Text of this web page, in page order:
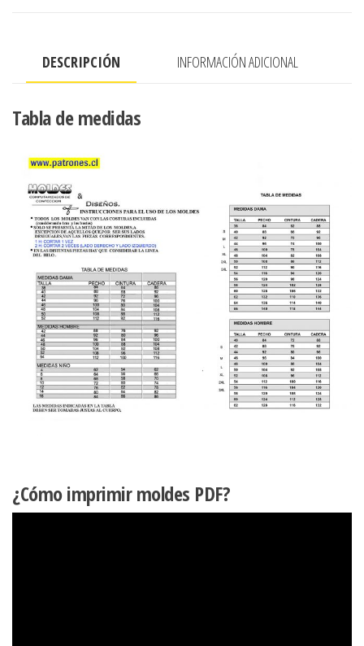
cantidad
DESCRIPCIÓN INFORMACIÓN ADICIONAL
Tabla de medidas
¿Cómo imprimir moldes PDF?